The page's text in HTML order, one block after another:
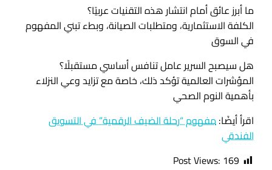
ما أبرز عائق أمام انتشار هذه التقنيات عربيًا؟
الكلفة الاستثمارية، ومتطلبات الصيانة، وبطء تبني المفهوم
في السوق
هل سيصبح السرير عامل تنافس أساسي مستقبلًا؟
المؤشرات العالمية تؤكد ذلك، خاصة مع تزايد وعي النزلاء
بأهمية النوم الصحي
اقرأ أيضًا:مفهوم “رحلة الضيف الرقمية” في التسويق
الفندقي
Post Views: 169